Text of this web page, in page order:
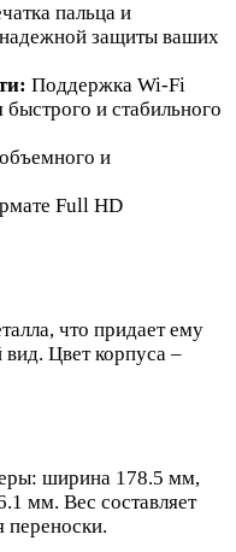
пальца и
защиты ваших
Поддержка Wi-Fi
и стабильного
и
Full HD
что придает ему
Цвет корпуса –
ширина 178.5 мм,
мм. Вес составляет
переноски.